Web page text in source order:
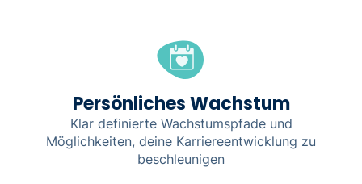
Persönliches Wachstum
Klar definierte Wachstumspfade und
Möglichkeiten, deine Karriereentwicklung zu
beschleunigen